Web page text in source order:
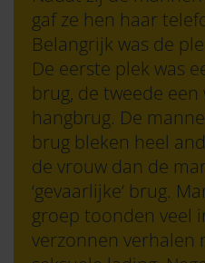
gaf ze hen haar
Belangrijk was de
De eerste plek was
brug, de tweede
hangbrug. De
brug bleken heel
de vrouw dan de
‘gevaarlijke’ brug.
groep toonden veel
verzonnen verhalen